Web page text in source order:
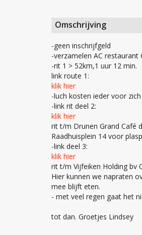
Omschrijving
-geen inschrijfgeld
-verzamelen AC
-rit 1 > 52km,1 uur 12 min.
link route 1:
klik hier
-luch kosten ieder voor zich
-link rit deel 2:
klik hier
rit t/m Drunen Grand Café
Raadhuisplein 14 voor
-link deel 3:
klik hier
rit t/m Vijfeiken Holding bv
Hier kunnen we napraten
mee blijft eten.
- met veel regen gaat het
tot dan. Groetjes Lindsey